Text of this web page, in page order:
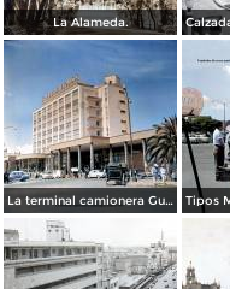
La Alameda.
La terminal camionera Guadalajara, Jalisco 1961